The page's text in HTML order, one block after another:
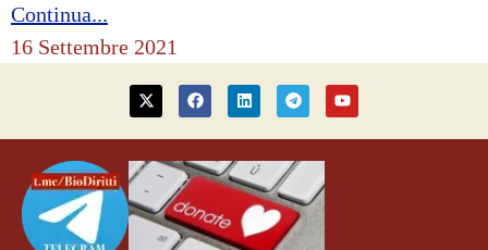
Continua...
16 Settembre 2021